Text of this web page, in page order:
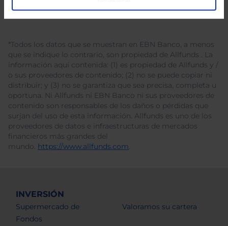
*Todos los datos que se muestran en EBN Banco, a menos
que se indique lo contrario, son propiedad de Allfunds . La
información aquí contenida: (1) es propiedad de Allfunds y /
o sus proveedores de contenido; (2) no se puede copiar ni
distribuir; y (3) no se garantiza que sea precisa, completa u
oportuna. Ni Allfunds ni EBN Banco ni sus proveedores de
contenido son responsables de los daños o pérdidas que
surjan del uso de esta información. Allfunds es uno de los
proveedores de datos e infraestructuras de mercados
financieros más grandes del
mundo. https://www.allfunds.com.
INVERSIÓN
Supermercado de
Fondos
Valoramos su cartera